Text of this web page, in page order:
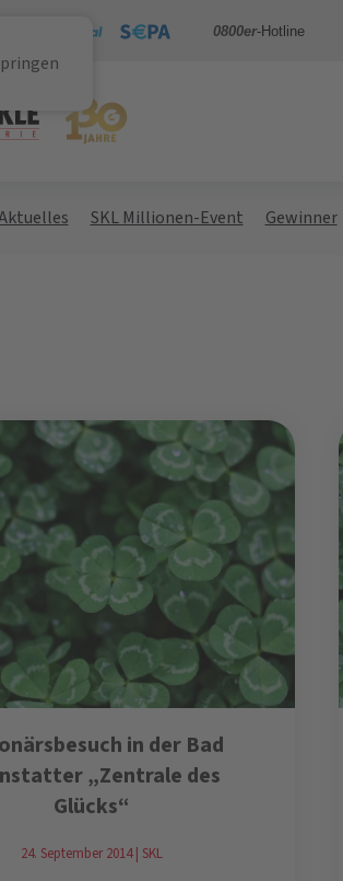
0800er-Hotline
SKL Millionen-Event Gewinner
in der Bad
„Zentrale des
Glücks“
24. September 2014 | SKL